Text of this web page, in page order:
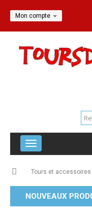
Mon compte
Navigation
bascule
Tours et
NOUVEAUX